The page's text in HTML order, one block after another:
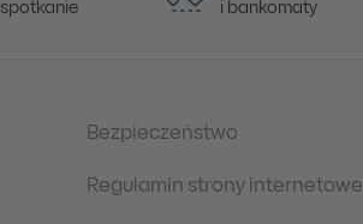
spotkanie
i bankomaty
Bezpieczeństwo
Regulamin strony internetowej